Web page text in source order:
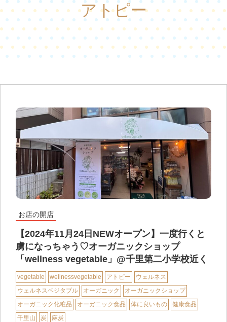
アトピー
お店の開店
【2024年11月24日NEWオープン】一度行くと
虜になっちゃう♡オーガニックショップ
「wellness vegetable」@千里第二小学校近く
vegetable wellnessvegetable アトピー
ウェルネス
ウェルネスベジタブル
オーガニック
オーガニックショップ
オーガニック化粧品
オーガニック食品 体に良いもの
健康食品
千里山
炭
麻炭